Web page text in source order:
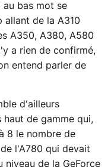
au bas mot se
allant de la A310
A350, A380, A580
a rien de confirmé,
entend parler de
d'ailleurs
haut de gamme qui,
8 le nombre de
l'A780 qui devait
niveau de la GeForce